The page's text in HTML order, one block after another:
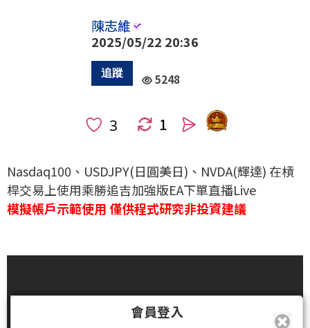
陳志維
2025/05/22 20:36
5248
1
Nasdaq100、USDJPY(日圓美日)、NVDA(輝達) 在槓
桿交易上使用乘勝追吉加強版EA下單直播Live
模擬帳戶示範使用 僅供程式研究非投資建議
會員登入